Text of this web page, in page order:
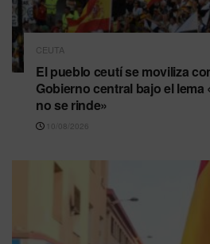
CEUTA
El pueblo ceutí se moviliza
Gobierno central bajo el lema
no se rinde»
10/08/2026